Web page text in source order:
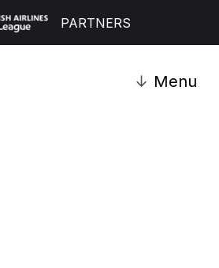
PARTNERS
↓ Menu